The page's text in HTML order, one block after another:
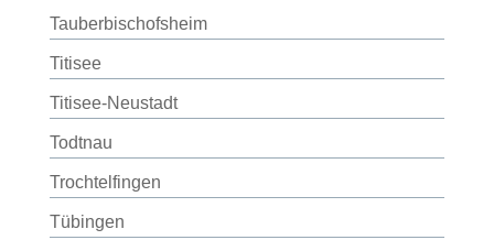
Tauberbischofsheim
Titisee
Titisee-Neustadt
Todtnau
Trochtelfingen
Tübingen